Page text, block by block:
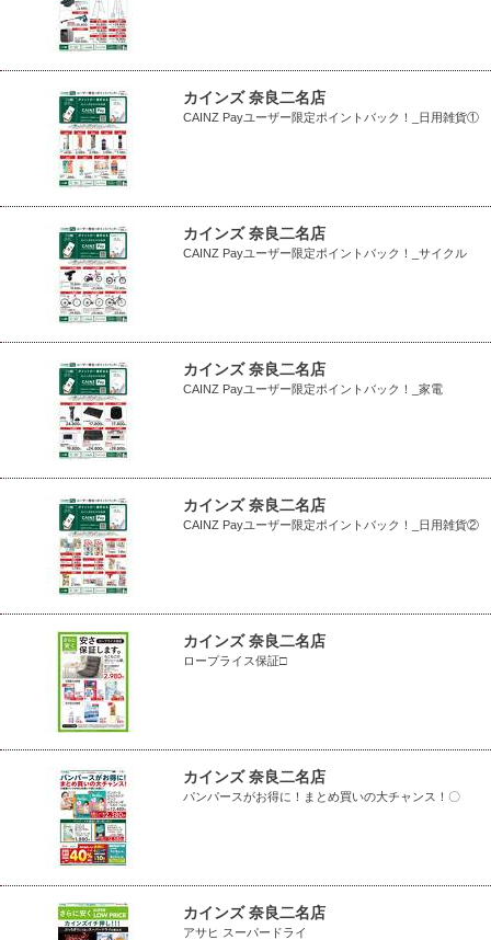
カインズ 奈良二名店
CAINZ Payユーザー限定ポイントバック！_日用雑貨①
カインズ 奈良二名店
CAINZ Payユーザー限定ポイントバック！_サイクル
カインズ 奈良二名店
CAINZ Payユーザー限定ポイントバック！_家電
カインズ 奈良二名店
CAINZ Payユーザー限定ポイントバック！_日用雑貨②
カインズ 奈良二名店
ロープライス保証□
カインズ 奈良二名店
パンパースがお得に！まとめ買いの大チャンス！〇
カインズ 奈良二名店
アサヒ スーパードライ